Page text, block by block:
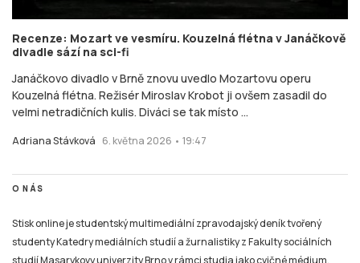
Recenze: Mozart ve vesmíru. Kouzelná flétna v Janáčkově
divadle sází na sci-fi
Janáčkovo divadlo v Brně znovu uvedlo Mozartovu operu
Kouzelná flétna. Režisér Miroslav Krobot ji ovšem zasadil do
velmi netradičních kulis. Diváci se tak místo ...
Adriana Stávková 6. května 2026 • 19:47
O NÁS
Stisk online je studentský multimediální zpravodajský deník tvořený
studenty Katedry mediálních studií a žurnalistiky z Fakulty sociálních
studií Masarykovy univerzity Brno v rámci studia jako cvičné médium.